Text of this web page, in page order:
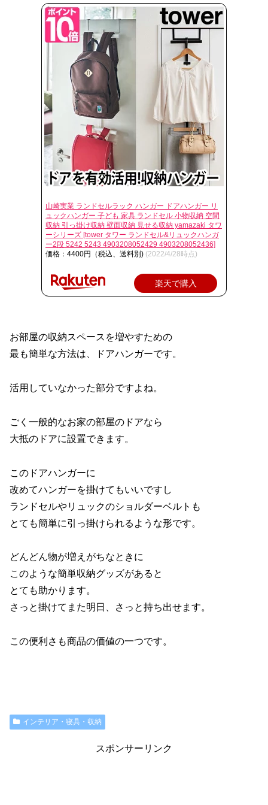
山崎実業 ランドセルラック ハンガー ドアハンガー リ
ュックハンガー 子ども 家具 ランドセル 小物収納 空間
収納 引っ掛け収納 壁面収納 見せる収納 yamazaki タワ
ーシリーズ [tower タワー ランドセル&リュックハンガ
ー2段 5242 5243 4903208052429 4903208052436]
価格：4400円（税込、送料別) (2022/4/28時点)
楽天で購入
お部屋の収納スペースを増やすための
最も簡単な方法は、ドアハンガーです。
活用していなかった部分ですよね。
ごく一般的なお家の部屋のドアなら
大抵のドアに設置できます。
このドアハンガーに
改めてハンガーを掛けてもいいですし
ランドセルやリュックのショルダーベルトも
とても簡単に引っ掛けられるような形です。
どんどん物が増えがちなときに
このような簡単収納グッズがあると
とても助かります。
さっと掛けてまた明日、さっと持ち出せます。
この便利さも商品の価値の一つです。
インテリア・寝具・収納
スポンサーリンク